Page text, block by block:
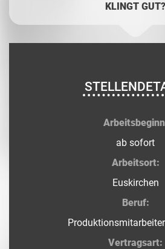
KLINGT GUT?
ab sofort
Arbeitsort:
Euskirchen
Beruf:
Vertragsart: